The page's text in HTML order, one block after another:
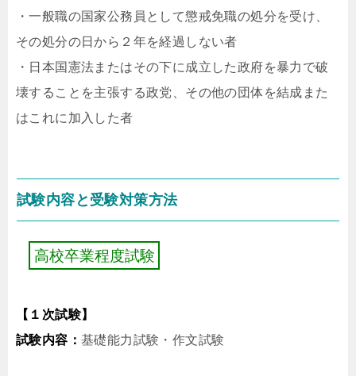
・一般職の国家公務員として懲戒免職の処分を受け、
その処分の日から２年を経過しない者
・日本国憲法またはその下に成立した政府を暴力で破
壊することを主張する政党、その他の団体を結成また
はこれに加入した者
試験内容と受験対策方法
高校卒業程度試験
【１次試験】
試験内容： 基礎能力試験・作文試験